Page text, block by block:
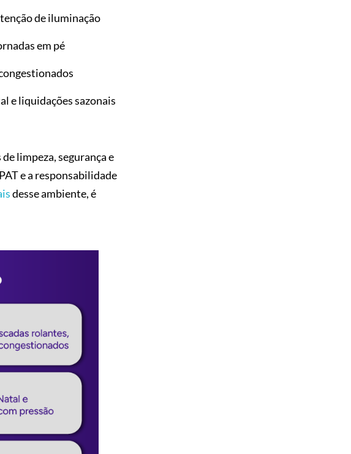
de iluminação
em pé
e liquidações sazonais
limpeza, segurança e
e a responsabilidade
desse ambiente, é